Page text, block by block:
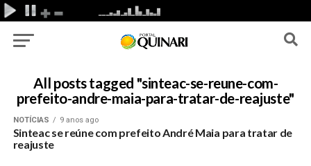
All posts tagged "sinteac-se-reune-com-
prefeito-andre-maia-para-tratar-de-reajuste"
NOTÍCIAS 9 anos ago
Sinteac se reúne com prefeito André Maia para tratar de
reajuste